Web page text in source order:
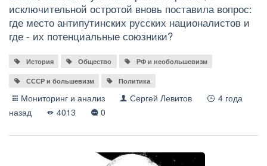
исключительной остротой вновь поставила вопрос:
где место антипутинских русских националистов и
где - их потенциальные союзники?
История Общество РФ и необольшевизм
СССР и большевизм Политика
Мониторинг и анализ Сергей Левитов
4 года
назад
4013 0